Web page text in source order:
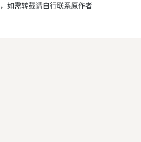
，如需转载请自行联系原作者